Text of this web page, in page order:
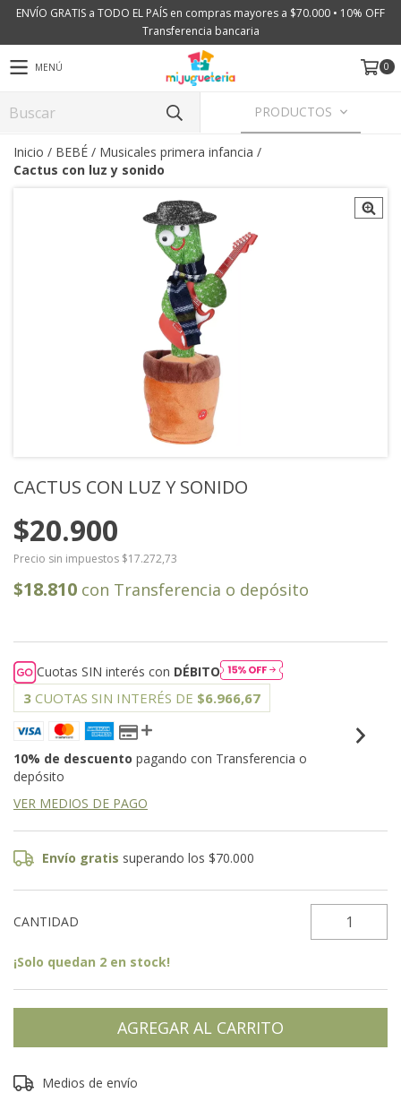
ENVÍO GRATIS a TODO EL PAÍS en compras mayores a $70.000 • 10% OFF
Transferencia bancaria
MENÚ 0
PRODUCTOS
Inicio / BEBÉ / Musicales primera infancia /
Cactus con luz y sonido
CACTUS CON LUZ Y SONIDO
$20.900
Precio sin impuestos $17.272,73
$18.810 con Transferencia o depósito
Cuotas SIN interés con DÉBITO
3 CUOTAS SIN INTERÉS DE $6.966,67
10% de descuento pagando con Transferencia o
depósito
VER MEDIOS DE PAGO
Envío gratis superando los$70.000
CANTIDAD
¡Solo quedan 2 en stock!
Entregas para el CP:
Medios de envío